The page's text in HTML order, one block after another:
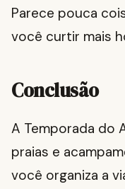
Parece pouca
você curtir mais
Conclusão
A Temporada do
praias e
você organiza a